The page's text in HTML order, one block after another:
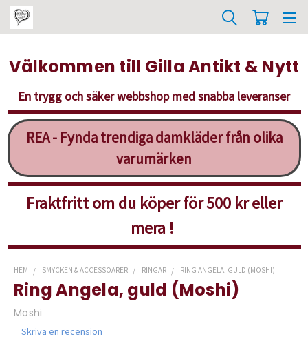
Välkommen till Gilla Antikt & Nytt
En trygg och säker webbshop med snabba leveranser
REA - Fynda trendiga damkläder från olika
varumärken
Fraktfritt om du köper för 500 kr eller
mera !
HEM SMYCKEN & ACCESSOARER RINGAR RING ANGELA, GULD (MOSHI)
Ring Angela, guld (Moshi)
Moshi
Skriva en recension